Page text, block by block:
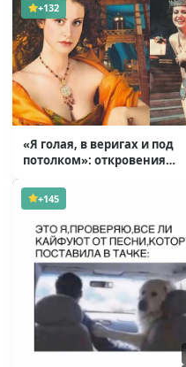
+132
«Я голая, в веригах и под
потолком»: откровения
( 11 фото )
+145